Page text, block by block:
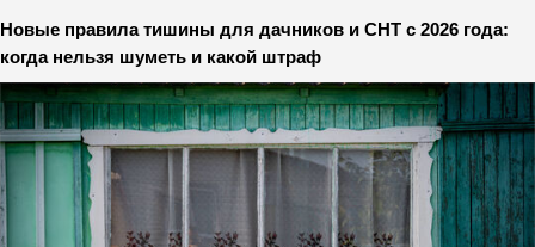
Новые правила тишины для дачников и СНТ с 2026 года:
когда нельзя шуметь и какой штраф